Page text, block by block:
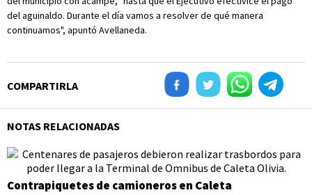
del aguinaldo. Durante el día vamos a resolver de qué manera
continuamos", apuntó Avellaneda.
COMPARTIRLA
NOTAS RELACIONADAS
Contrapiquetes de camioneros en Caleta